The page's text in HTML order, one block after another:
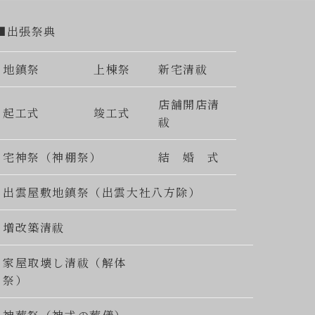
出張祭典
地鎮祭 上棟祭 新宅清祓
起工式 竣工式
店舗開店清
祓
宅神祭（神棚祭） 結 婚 式
出雲屋敷地鎮祭（出雲大社八方除）
増改築清祓
家屋取壊し清祓（解体
祭）